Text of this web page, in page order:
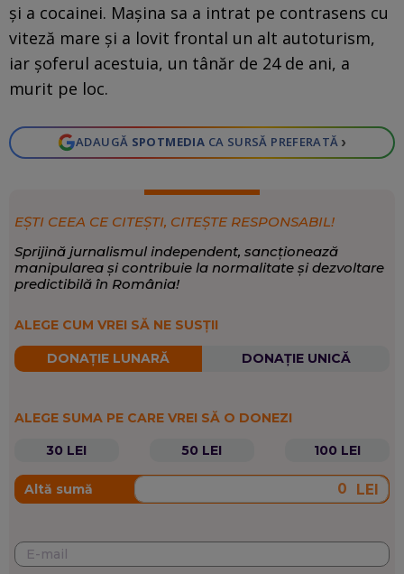
și a cocainei. Mașina sa a intrat pe contrasens cu
viteză mare și a lovit frontal un alt autoturism,
iar șoferul acestuia, un tânăr de 24 de ani, a
murit pe loc.
ADAUGĂ SPOTMEDIA CA SURSĂ PREFERATĂ ›
EȘTI CEEA CE CITEȘTI, CITEȘTE RESPONSABIL!
Sprijină jurnalismul independent, sancționează
manipularea și contribuie la normalitate și dezvoltare
predictibilă în România!
ALEGE CUM VREI SĂ NE SUSȚII
DONAȚIE LUNARĂ DONAȚIE UNICĂ
ALEGE SUMA PE CARE VREI SĂ O DONEZI
30 LEI
50 LEI 100 LEI
Altă sumă LEI